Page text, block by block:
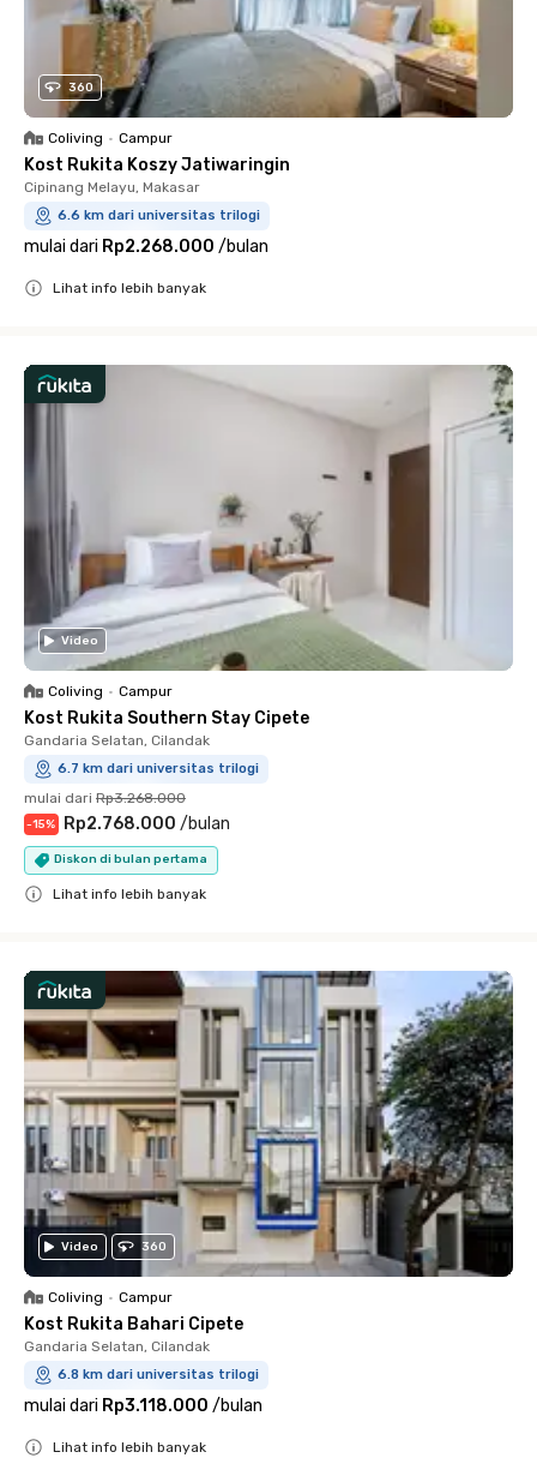
360
Coliving • Campur
Kost Rukita Koszy Jatiwaringin
Cipinang Melayu, Makasar
6.6 km dari universitas trilogi
mulai dari Rp2.268.000 /bulan
Lihat info lebih banyak
Video
Coliving • Campur
Kost Rukita Southern Stay Cipete
Gandaria Selatan, Cilandak
6.7 km dari universitas trilogi
mulai dari Rp3.268.000
-15% Rp2.768.000 /bulan
Diskon di bulan pertama
Lihat info lebih banyak
Video 360
Coliving • Campur
Kost Rukita Bahari Cipete
Gandaria Selatan, Cilandak
6.8 km dari universitas trilogi
mulai dari Rp3.118.000 /bulan
Lihat info lebih banyak